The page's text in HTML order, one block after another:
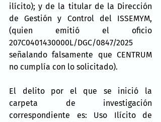
ilícito); y de la titular de la Dirección
de Gestión y Control del ISSEMYM,
(quien emitió el oficio
207C0401430000L/DGC/0847/2025
señalando falsamente que CENTRUM
no cumplía con lo solicitado).
El delito por el que se inició la
carpeta de investigación
correspondiente es: Uso Ilícito de